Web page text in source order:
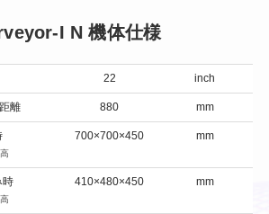
株式会社Autonomy
国産産業用ドローン販売
0041 東京都中央区新富2-7-1-6F
info@autonomyuav.com
I N 機体仕様
22 inch
離 880 mm
700×700×450 mm
時 410×480×450 mm